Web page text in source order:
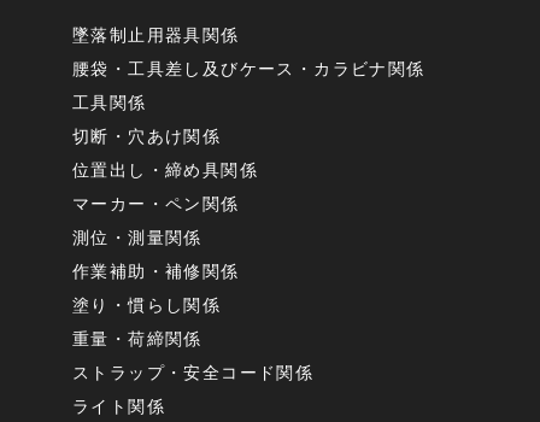
墜落制止用器具関係
腰袋・工具差し及びケース・カラビナ関係
工具関係
切断・穴あけ関係
位置出し・締め具関係
マーカー・ペン関係
測位・測量関係
作業補助・補修関係
塗り・慣らし関係
重量・荷締関係
ストラップ・安全コード関係
ライト関係